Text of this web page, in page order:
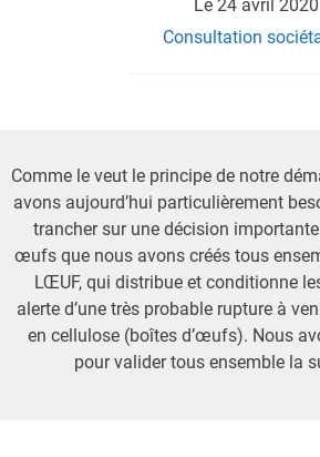
ME CONNECTER /
Le 24 avril 2020
Consultation
Comme le veut le principe de notre
avons aujourd’hui particulièrement
trancher sur une décision
œufs que nous avons créés tous
LŒUF, qui distribue et conditionne
alerte d’une très probable rupture à
en cellulose (boîtes d’œufs). Nous
pour valider tous ensemble la